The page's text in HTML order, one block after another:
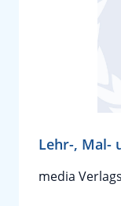
Lehr-, Mal-
media